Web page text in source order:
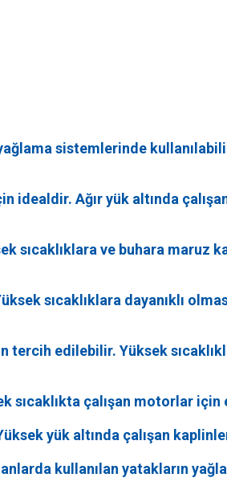
sistemlerinde kullanılabilir.
idealdir. Ağır yük altında
sıcaklıklara ve buhara maruz
sıcaklıklara dayanıklı
edilebilir. Yüksek
çalışan motorlar için
yük altında çalışan
kullanılan yatakların